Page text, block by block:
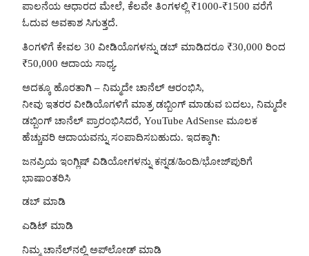
ಪಾಲನೆಯ ಆಧಾರದ ಮೇಲೆ, ಕೆಲವೇ ತಿಂಗಳಲ್ಲಿ ₹1000-₹1500 ವರೆಗೆ
ಓದುವ ಅವಕಾಶ ಸಿಗುತ್ತದೆ.
ತಿಂಗಳಿಗೆ ಕೇವಲ 30 ವೀಡಿಯೊಗಳನ್ನು ಡಬ್ ಮಾಡಿದರೂ ₹30,000 ರಿಂದ
₹50,000 ಆದಾಯ ಸಾಧ್ಯ.
ಅದಕ್ಕೂ ಹೊರತಾಗಿ – ನಿಮ್ಮದೇ ಚಾನೆಲ್ ಆರಂಭಿಸಿ,
ನೀವು ಇತರರ ವೀಡಿಯೊಗಳಿಗೆ ಮಾತ್ರ ಡಬ್ಬಿಂಗ್ ಮಾಡುವ ಬದಲು, ನಿಮ್ಮದೇ
ಡಬ್ಬಿಂಗ್ ಚಾನೆಲ್ ಪ್ರಾರಂಭಿಸಿದರೆ, YouTube AdSense ಮೂಲಕ
ಹೆಚ್ಚುವರಿ ಆದಾಯವನ್ನು ಸಂಪಾದಿಸಬಹುದು. ಇದಕ್ಕಾಗಿ:
ಜನಪ್ರಿಯ ಇಂಗ್ಲಿಷ್ ವಿಡಿಯೋಗಳನ್ನು ಕನ್ನಡ/ಹಿಂದಿ/ಭೋಜ್‌ಪುರಿಗೆ
ಭಾಷಾಂತರಿಸಿ
ಡಬ್ ಮಾಡಿ
ಎಡಿಟ್ ಮಾಡಿ
ನಿಮ್ಮ ಚಾನೆಲ್‌ನಲ್ಲಿ ಅಪ್‌ಲೋಡ್ ಮಾಡಿ